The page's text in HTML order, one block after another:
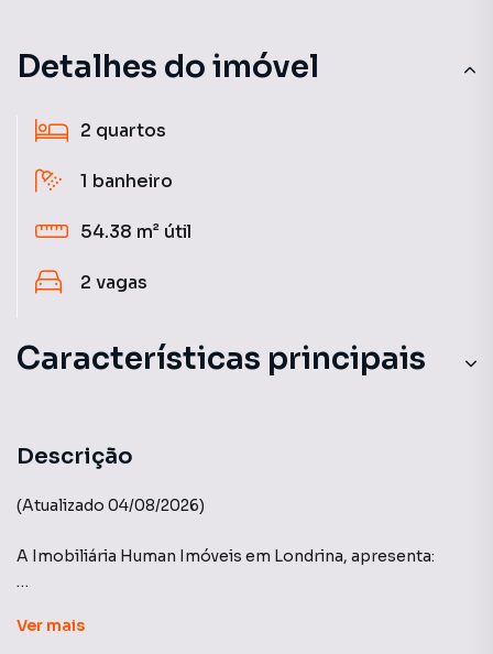
Detalhes do imóvel
2 quartos
1 banheiro
54.38 m² útil
2 vagas
Características principais
Andar Alto
Aceita Pet
Churrasqueira
Descrição
(Atualizado 04/08/2026)
A Imobiliária Human Imóveis em Londrina, apresenta:
Ver mais